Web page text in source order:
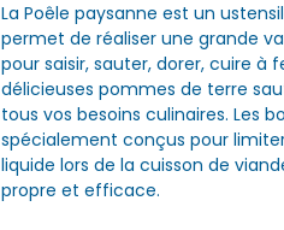
La Poêle paysanne est un
permet de réaliser une grande
pour saisir, sauter, dorer, cuire à
délicieuses pommes de terre
tous vos besoins culinaires. Les
spécialement conçus pour
liquide lors de la cuisson de
propre et efficace.